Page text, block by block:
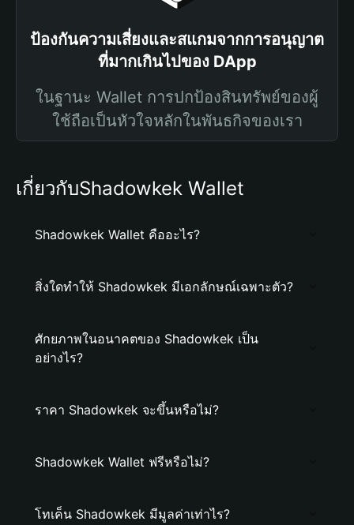
ป้องกันความเสี่ยงและสแกมจากการอนุญาต
ที่มากเกินไปของ DApp
ในฐานะ Wallet การปกป้องสินทรัพย์ของผู้
ใช้ถือเป็นหัวใจหลักในพันธกิจของเรา
เกี่ยวกับShadowkek Wallet
Shadowkek Wallet คืออะไร?
สิ่งใดทำให้ Shadowkek มีเอกลักษณ์เฉพาะตัว?
ศักยภาพในอนาคตของ Shadowkek เป็น
อย่างไร?
ราคา Shadowkek จะขึ้นหรือไม่?
Shadowkek Wallet ฟรีหรือไม่?
โทเค็น Shadowkek มีมูลค่าเท่าไร?